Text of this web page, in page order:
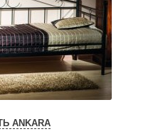
ANKARA